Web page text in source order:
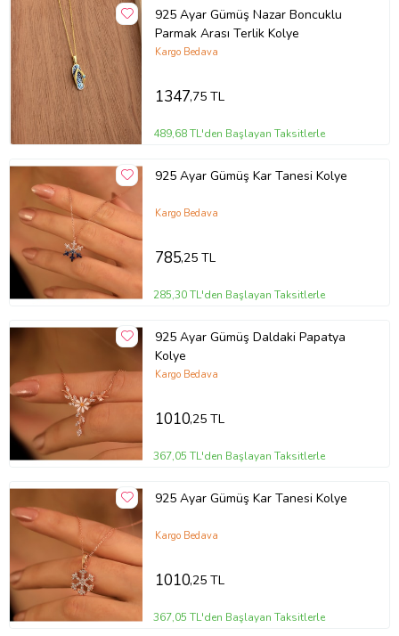
925 Ayar Gümüş Nazar Boncuklu
Parmak Arası Terlik Kolye
Kargo Bedava
1347,75 TL
489,68 TL'den Başlayan Taksitlerle
925 Ayar Gümüş Kar Tanesi Kolye
Kargo Bedava
785,25 TL
285,30 TL'den Başlayan Taksitlerle
925 Ayar Gümüş Daldaki Papatya
Kolye
Kargo Bedava
1010,25 TL
367,05 TL'den Başlayan Taksitlerle
925 Ayar Gümüş Kar Tanesi Kolye
Kargo Bedava
1010,25 TL
367,05 TL'den Başlayan Taksitlerle